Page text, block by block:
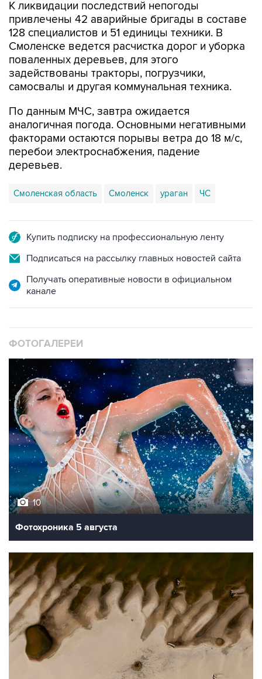
К ликвидации последствий непогоды
привлечены 42 аварийные бригады в составе
128 специалистов и 51 единицы техники. В
Смоленске ведется расчистка дорог и уборка
поваленных деревьев, для этого
задействованы тракторы, погрузчики,
самосвалы и другая коммунальная техника.
По данным МЧС, завтра ожидается
аналогичная погода. Основными негативными
факторами остаются порывы ветра до 18 м/с,
перебои электроснабжения, падение
деревьев.
Смоленская область Смоленск ураган ЧС
Купить подписку на профессиональную ленту
Подписаться на рассылку главных новостей сайта
Получать оперативные новости в официальном
канале
ФОТОГАЛЕРЕИ
10
Фотохроника 5 августа